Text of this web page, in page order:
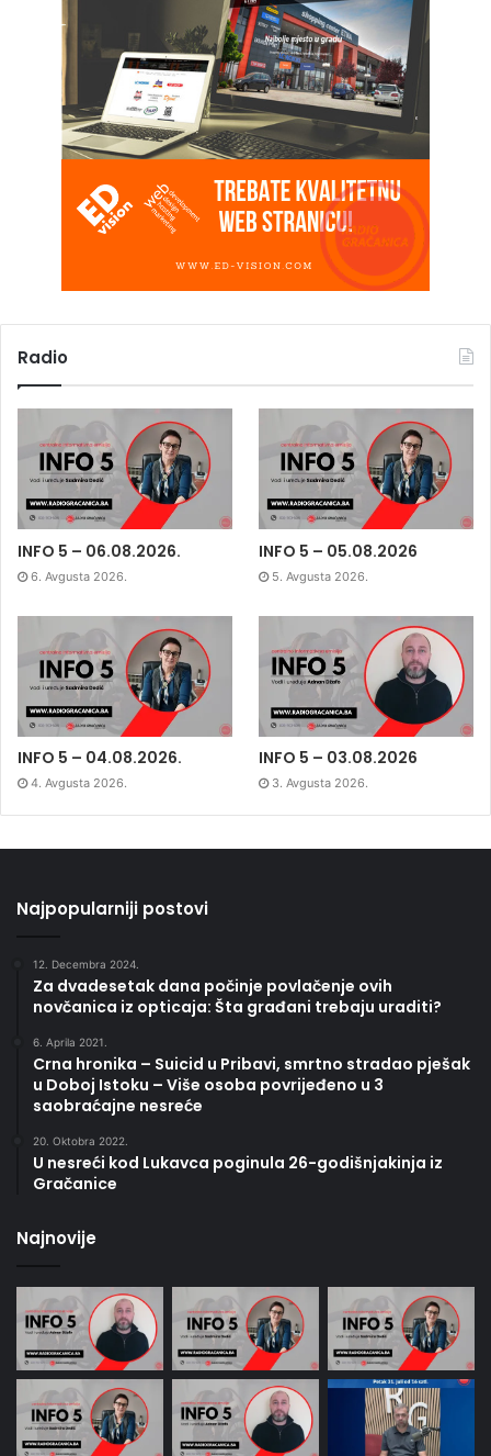
Radio
INFO 5 – 06.08.2026.
6. Avgusta 2026.
INFO 5 – 05.08.2026
5. Avgusta 2026.
INFO 5 – 04.08.2026.
4. Avgusta 2026.
INFO 5 – 03.08.2026
3. Avgusta 2026.
Najpopularniji postovi
12. Decembra 2024.
Za dvadesetak dana počinje povlačenje ovih
novčanica iz opticaja: Šta građani trebaju uraditi?
6. Aprila 2021.
Crna hronika – Suicid u Pribavi, smrtno stradao pješak
u Doboj Istoku – Više osoba povrijeđeno u 3
saobraćajne nesreće
20. Oktobra 2022.
U nesreći kod Lukavca poginula 26-godišnjakinja iz
Gračanice
Najnovije